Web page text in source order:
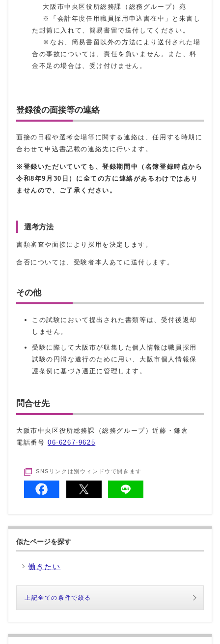
大阪市中央区役所総務課（総務グループ）宛
※「会計年度任用職員採用申込書在中」と朱書し
た封筒に入れて、簡易書留で送付してください。
※なお、簡易書留以外の方法により送付された場
合の事故については、責任を負いません。また、料
金不足の場合は、受け付けません。
登録後の面接等の連絡
面接の日程や選考会場等に関する連絡は、任用する時期に
合わせて申込書記載の連絡先に行います。
※登録いただいていても、登録期間中（名簿登録時点から
令和8年9月30日）に全ての方に連絡があるわけではあり
ませんので、ご了承ください。
選考方法
書類審査や面接により採用を決定します。
合否については、受験者本人あてに送付します。
その他
この試験において提出された書類等は、受付後返却
しません。
受験に際して大阪市が収集した個人情報は職員採用
試験の円滑な遂行のために用い、大阪市個人情報保
護条例に基づき適正に管理します。
問合せ先
大阪市中央区役所総務課（総務グループ）近藤・鎌倉
電話番号 06-6267-9625
SNSリンクは別ウィンドウで開きます
似たページを探す
働きたい
上記全ての条件で絞る